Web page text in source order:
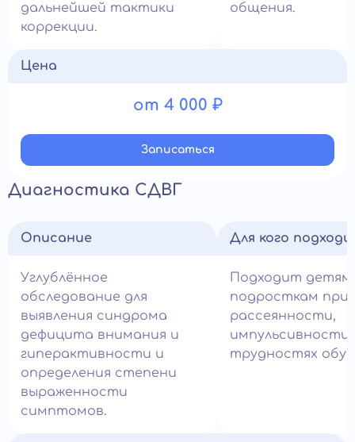
дальнейшей тактики
коррекции.
общения.
Цена
от 4 000 ₽
Записатьcя
Диагностика СДВГ
Описание
Углублённое
обследование для
выявления синдрома
дефицита внимания и
гиперактивности и
определения степени
выраженности
симптомов.
Для кого
Подходит детям
подросткам при
рассеянности,
импульсивности
трудностях